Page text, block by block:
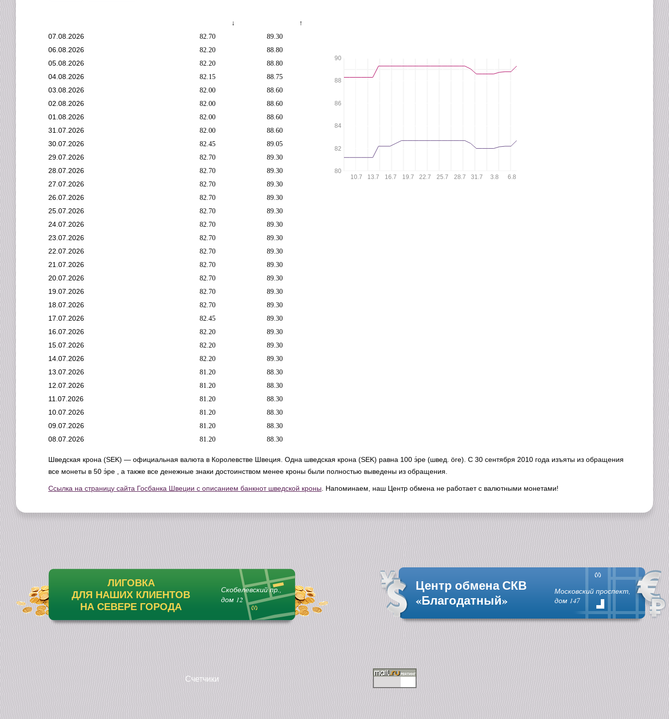
↓
↑
07.08.2026
82.70 89.30
06.08.2026 82.20 88.80
05.08.2026 82.20 88.80
04.08.2026 82.15 88.75
03.08.2026 82.00 88.60
02.08.2026 82.00 88.60
01.08.2026 82.00 88.60
31.07.2026 82.00 88.60
30.07.2026 82.45 89.05
29.07.2026 82.70 89.30
28.07.2026 82.70 89.30
27.07.2026 82.70 89.30
26.07.2026 82.70 89.30
25.07.2026 82.70 89.30
24.07.2026 82.70 89.30
23.07.2026 82.70 89.30
22.07.2026 82.70 89.30
21.07.2026 82.70 89.30
20.07.2026 82.70 89.30
19.07.2026 82.70 89.30
18.07.2026 82.70 89.30
17.07.2026 82.45 89.30
16.07.2026 82.20 89.30
15.07.2026 82.20 89.30
14.07.2026 82.20 89.30
13.07.2026 81.20 88.30
12.07.2026 81.20 88.30
11.07.2026 81.20 88.30
10.07.2026 81.20 88.30
09.07.2026 81.20 88.30
08.07.2026 81.20 88.30
10.7 13.7 16.7 19.7 22.7 25.7 28.7 31.7 3.8 6.8
80
82
84
86
88
90
Шведская крона (SEK) — официальная валюта в Королевстве Швеция. Одна шведская крона (SEK) равна 100 э́ре (швед. öre). С 30 сентября 2010 года изъяты из обращения
все монеты в 50 э́ре , а также все денежные знаки достоинством менее кроны были полностью выведены из обращения.
Ссылка на страницу сайта Госбанка Швеции с описанием банкнот шведской кроны . Напоминаем, наш Центр обмена не работает с валютными монетами!
ЛИГОВКА
ДЛЯ НАШИХ КЛИЕНТОВ
НА СЕВЕРЕ ГОРОДА
Скобелевский пр.,
дом 12
Центр обмена СКВ
«Благодатный»
Московский проспект,
дом 147
Счетчики